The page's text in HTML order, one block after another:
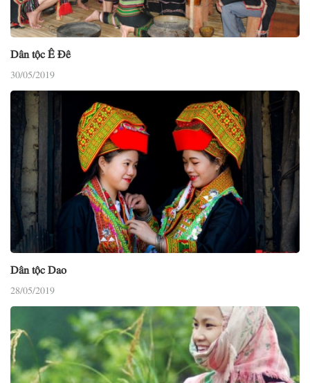
Dân tộc Ê Đê
30/05/2019
Dân tộc Dao
28/05/2019